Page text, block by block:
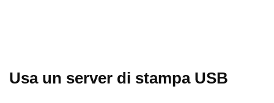
Usa un server di stampa USB